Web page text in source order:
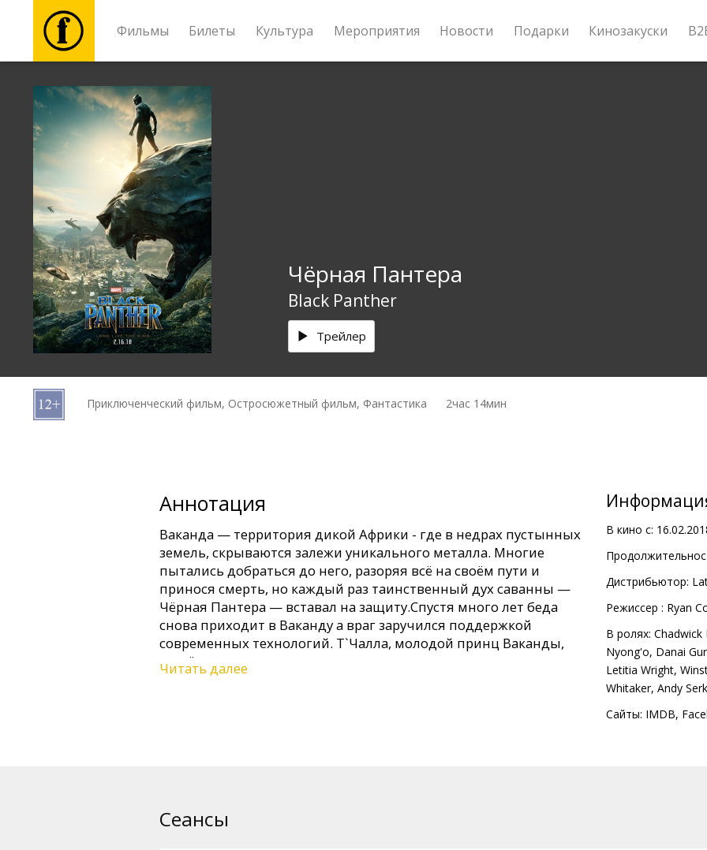
Фильмы Билеты Культура Мероприятия Новости Подарки Кинозакуски
Фильмы
Билеты
Культура
Мероприятия
Новости
Подарки
B2B
Чёрная Пантера
Black Panther
Трейлер
Приключенческий фильм, Остросюжетный фильм, Фантастика 2час 14мин
Аннотация
Ваканда — территория дикой Африки - где в недрах пустынных
земель, скрываются залежи уникального металла. Многие
пытались добраться до него, разоряя всё на своём пути и
принося смерть, но каждый раз таинственный дух саванны —
Чёрная Пантера — вставал на защиту.Спустя много лет беда
снова приходит в Ваканду a враг заручился поддержкой
современных технологий. Т`Чалла, молодой принц Ваканды,
узнаёт, что именно ему предстоит возродить легенду и
продолжить вечную борьбу, надев маску Чёрной Пантеры.
Читать далее
В кино с:
Дистрибьютор:
Pежиссер : Ryan
В ролях:
Nyong'o, Danai
Letitia Wright,
Whitaker, Andy
Сайты: IMDB,
Сеансы